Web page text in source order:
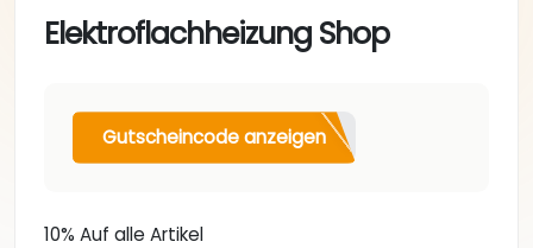
Elektroflachheizung Shop
Gutscheincode anzeigen
10% Auf alle Artikel